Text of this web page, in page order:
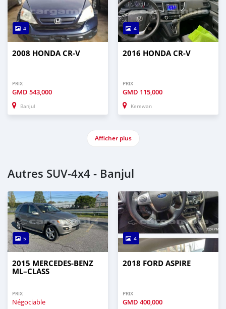
4
2008 HONDA CR-V
PRIX
GMD 543,000
Banjul
4
2016 HONDA CR-V
PRIX
GMD 115,000
Kerewan
Afficher plus
Autres SUV‒4x4 - Banjul
5
2015 MERCEDES‒BENZ
ML–CLASS
PRIX
Négociable
4
2018 FORD ASPIRE
PRIX
GMD 400,000